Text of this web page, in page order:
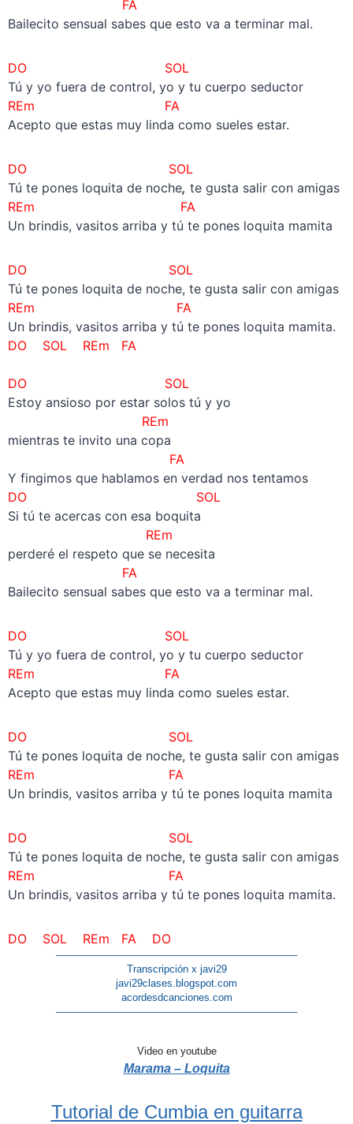
FA
Bailecito sensual sabes que esto va a terminar mal.
DO SOL
Tú y yo fuera de control, yo y tu cuerpo seductor
REm
FA
Acepto que estas muy linda como sueles estar.
DO SOL
Tú te pones loquita de noche, te gusta salir con amigas
REm
FA
Un brindis, vasitos arriba y tú te pones loquita mamita
DO SOL
Tú te pones loquita de noche, te gusta salir con amigas
REm
FA
Un brindis, vasitos arriba y tú te pones loquita mamita.
DO SOL REm FA
DO SOL
Estoy ansioso por estar solos tú y yo
REm
mientras te invito una copa
FA
Y fingimos que hablamos en verdad nos tentamos
DO SOL
Si tú te acercas con esa boquita
REm
perderé el respeto que se necesita
FA
Bailecito sensual sabes que esto va a terminar mal.
DO SOL
Tú y yo fuera de control, yo y tu cuerpo seductor
REm
FA
Acepto que estas muy linda como sueles estar.
DO SOL
Tú te pones loquita de noche, te gusta salir con amigas
REm
FA
Un brindis, vasitos arriba y tú te pones loquita mamita
DO SOL
Tú te pones loquita de noche, te gusta salir con amigas
REm
FA
Un brindis, vasitos arriba y tú te pones loquita mamita.
DO SOL REm FA DO
———————————————————————–
Transcripción x javi29
javi29clases.blogspot.com
acordesdcanciones.com
———————————————————————–
Video en youtube
Marama – Loquita
Tutorial de Cumbia en guitarra